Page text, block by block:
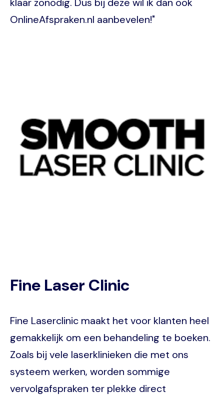
OnlineAfspraken.nl aanbevelen!"
Fine Laser Clinic
Fine Laserclinic maakt het voor klanten heel
gemakkelijk om een behandeling te boeken.
Zoals bij vele laserklinieken die met ons
systeem werken, worden sommige
vervolgafspraken ter plekke direct